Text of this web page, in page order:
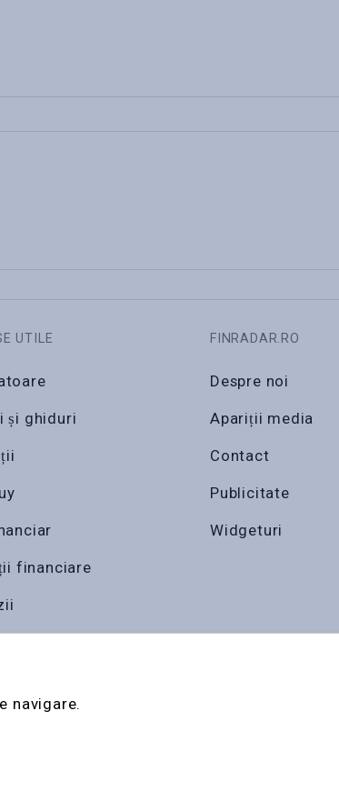
UTILE
și ghiduri
financiare
FINRADAR.RO
Despre noi
Apariții media
Contact
Publicitate
Widgeturi
navigare.